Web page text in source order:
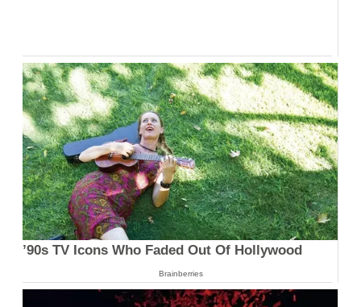
’90s TV Icons Who Faded Out Of Hollywood
Brainberries